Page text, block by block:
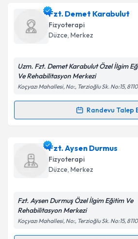
Fzt. Demet Karabulut
Fizyoterapi
Düzce, Merkez
Uzm. Fzt. Demet Karabulut Özel İlgim
Ve Rehabilitasyon Merkezi
Koçyazı Mahallesi, No:, Terzioğlu Sk. No:15,
Randevu Talep
Randevu Takvimi Talebi
Fzt. Demet Karabulutiçin
oluşturun. Size bu uzmandan
takvim hazırlandığında e-posta
Kişisel verilerimin
Fzt. Aysen Durmus
Fizyoterapi
Düzce, Merkez
Fzt. Aysen Durmuş Özel İlgim Eğitim Ve
Rehabilitasyon Merkezi
Koçyazı Mahallesi, No:, Terzioğlu Sk. No:15,